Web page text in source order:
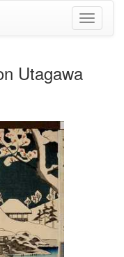
Utagawa